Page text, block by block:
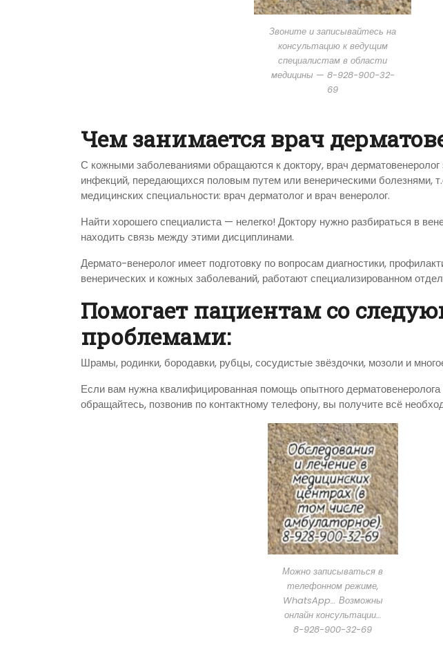
Звоните и записывайтесь на
консультацию к ведущим
специалистам в области
медицины — 8-928-900-32-
69
Чем занимается врач
С кожными заболеваниями обращаются к доктору, врач дерматовенеролог
инфекций, передающихся половым путем или венерическими болезнями,
медицинских специальности: врач дерматолог и врач венеролог.
Найти хорошего специалиста — нелегко! Доктору нужно разбираться в
находить связь между этими дисциплинами.
Дермато-венеролог имеет подготовку по вопросам диагностики,
венерических и кожных заболеваний, работают специализированном
Помогает пациентам со
проблемами:
Шрамы, родинки, бородавки, рубцы, сосудистые звёздочки, мозоли и
Если вам нужна квалифицированная помощь опытного
обращайтесь, позвонив по контактному телефону, вы получите всё
Можно записываться в
телефонном режиме,
WhatsApp… Возможны
онлайн консультации…
8-928-900-32-69